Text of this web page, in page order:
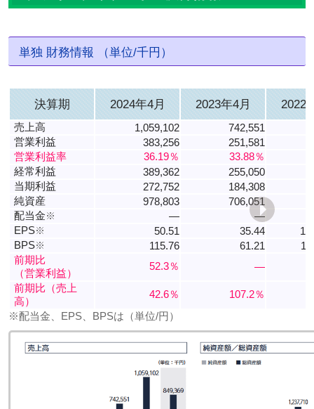
単独 財務情報 （単位/千円）
決算期 2024年4月 2023年4月 2022
売上高 1,059,102
742,551
営業利益
383,256
251,581
営業利益率
36.19％
33.88％
経常利益
389,362
255,050
当期利益
272,752
184,308
純資産
978,803
706,051
配当金※ ―
―
EPS※ 50.51 35.44
BPS※ 115.76 61.21
前期比
（営業利益）
52.3％
―
前期比（売上
高）
42.6％
107.2％
※配当金、EPS、BPSは（単位/円）